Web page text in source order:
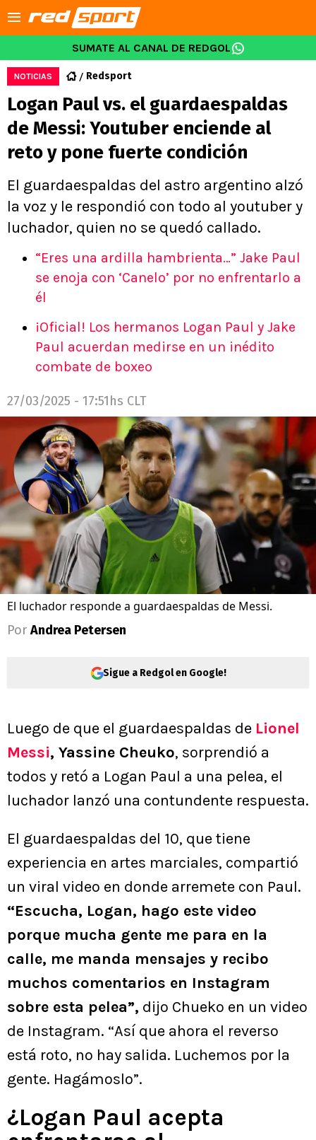
SUMATE AL CANAL DE REDGOL
NOTICIAS Redsport
Logan Paul vs. el guardaespaldas
de Messi: Youtuber enciende al
reto y pone fuerte condición
El guardaespaldas del astro argentino alzó
la voz y le respondió con todo al youtuber y
luchador, quien no se quedó callado.
“Eres una ardilla hambrienta…” Jake Paul
se enoja con ‘Canelo’ por no enfrentarlo a
él
¡Oficial! Los hermanos Logan Paul y Jake
Paul acuerdan medirse en un inédito
combate de boxeo
27/03/2025 - 17:51hs CLT
El luchador responde a guardaespaldas de Messi.
Por Andrea Petersen
Sigue a Redgol en Google!
Luego de que el guardaespaldas de Lionel
Messi, Yassine Cheuko, sorprendió a
todos y retó a Logan Paul a una pelea, el
luchador lanzó una contundente respuesta.
El guardaespaldas del 10, que tiene
experiencia en artes marciales, compartió
un viral video en donde arremete con Paul.
“Escucha, Logan, hago este video
porque mucha gente me para en la
calle, me manda mensajes y recibo
muchos comentarios en Instagram
sobre esta pelea”, dijo Chueko en un video
de Instagram. “Así que ahora el reverso
está roto, no hay salida. Luchemos por la
gente. Hagámoslo”.
¿Logan Paul acepta